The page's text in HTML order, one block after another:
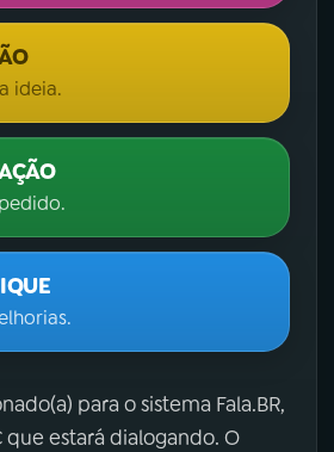
ideia.
para o sistema Fala.BR,
que estará dialogando. O